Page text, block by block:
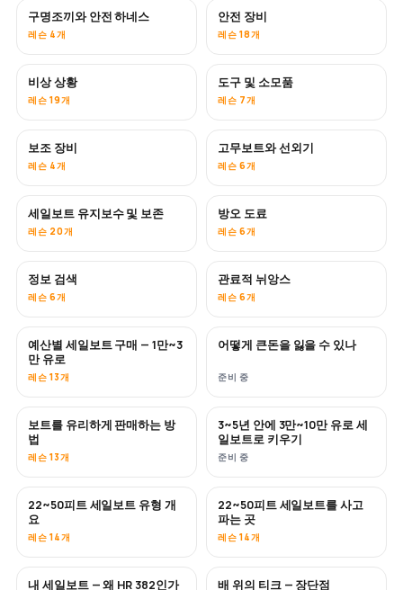
구명조끼와 안전 하네스
레슨 4개
안전 장비
레슨 18개
비상 상황
레슨 19개
도구 및 소모품
레슨 7개
보조 장비
레슨 4개
고무보트와 선외기
레슨 6개
세일보트 유지보수 및 보존
레슨 20개
곧 공개
방오 도료
레슨 6개
정보 검색
레슨 6개
관료적 뉘앙스
레슨 6개
곧 공개
예산별 세일보트 구매 — 1만~3
만 유로
레슨 13개
곧 공개
어떻게 큰돈을 잃을 수 있나
준비 중
신규
보트를 유리하게 판매하는 방
법
레슨 13개
신규
3~5년 안에 3만~10만 유로 세
일보트로 키우기
준비 중
곧 공개
22~50피트 세일보트 유형 개
요
레슨 14개
곧 공개
22~50피트 세일보트를 사고
파는 곳
레슨 14개
곧 공개
내 세일보트 — 왜 HR 382인가 곧 공개
배 위의 티크 — 장단점